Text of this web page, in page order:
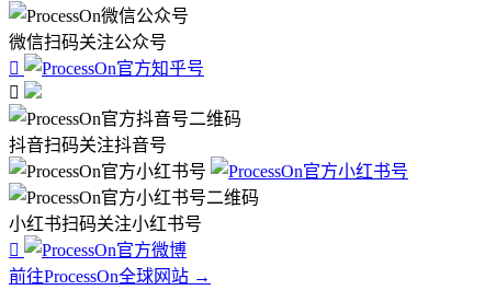
微信扫码关注公众号


抖音扫码关注抖音号
小红书扫码关注小红书号

前往ProcessOn全球网站 →